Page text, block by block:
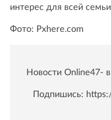
интерес для всей
Фото: Pxhere.com
Новости Online47-
Подпишись: